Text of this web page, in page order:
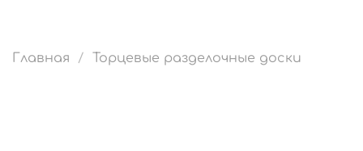
Главная Торцевые разделочные доски